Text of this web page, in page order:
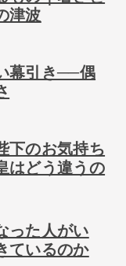
津波
幕引き──偶
下のお気持ち
はどう違うの
った人がい
ているのか